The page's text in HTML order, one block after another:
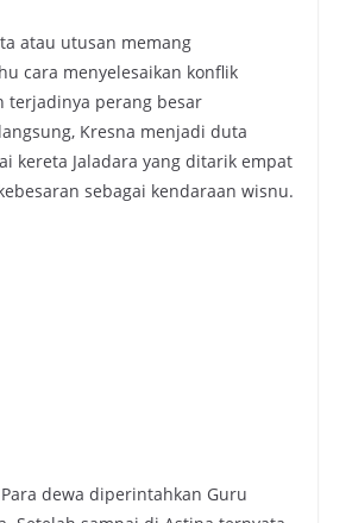
atau utusan memang
cara menyelesaikan konflik
terjadinya perang besar
Kresna menjadi duta
kereta Jaladara yang ditarik empat
sebagai kendaraan wisnu.
dewa diperintahkan Guru